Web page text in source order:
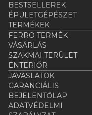
BESTSELLEREK
ÉPÜLETGÉPÉSZET
TERMÉKEK
FERRO TERMÉK
VÁSÁRLÁS
SZAKMAI TERÜLET
ENTERIŐR
JAVASLATOK
GARANCIÁLIS
BEJELENTŐLAP
ADATVÉDELMI